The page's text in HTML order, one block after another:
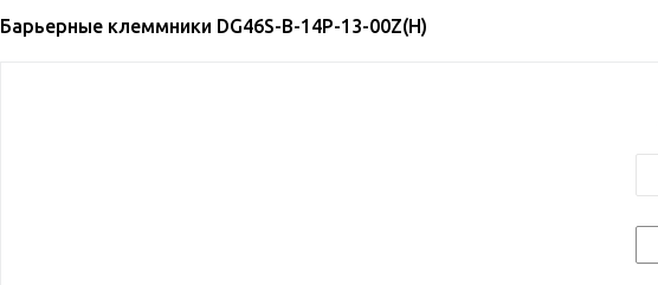
Барьерные клеммники DG46S-B-14P-13-00Z(H)